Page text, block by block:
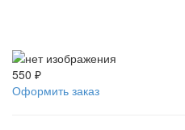
550 ₽
Оформить заказ